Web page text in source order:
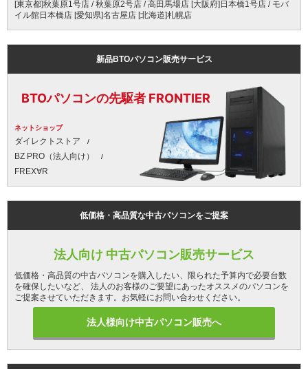
[東京都]秋葉原1号店 / 秋葉原2号店 / 高田馬場店 [大阪府]日本橋1号店 / モバ
イル館日本橋店 [愛知県]名古屋店 [北海道]札幌店
新品BTOパソコン販売サービス
BTOパソコンの先駆者 FRONTIER
ネットショップ
ダイレクトストア
BZ PRO（法人向け）
FREX∀R
低価格・高品質な中古パソコンをご提案
法人向け 中古パソコン販売サービス
低価格・高品質の中古パソコンを購入したい、限られた予算内で必要台数
を確保したいなど、 法人のお客様のご要望にあったオススメのパソコンを
ご提案させていただきます。お気軽にお問い合わせください。
法人様向け中古パソコン販売へ